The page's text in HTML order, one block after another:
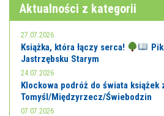
Aktualności z kategorii
27.07.2026
Książka, która łączy serca!
Jastrzębsku Starym
24.07.2026
Klockowa podróż do świata
Tomyśl/Międzyrzecz/Świebodzin
07.07.2026